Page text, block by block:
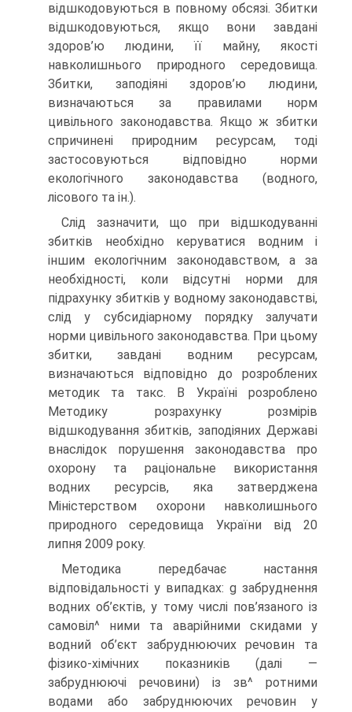
відшкодовуються в повному обсязі. Збитки
відшкодовуються, якщо вони завдані
здоров’ю людини, її майну, якості
навколишнього природного середовища.
Збитки, заподіяні здоров’ю людини,
визначаються за правилами норм
цивільного законодавства. Якщо ж збитки
спричинені природним ресурсам, тоді
застосовуються відповідно норми
екологічного законодавства (водного,
лісового та ін.).
Слід зазначити, що при відшкодуванні
збитків необхідно керуватися водним і
іншим екологічним законодавством, а за
необхідності, коли відсутні норми для
підрахунку збитків у водному законодавстві,
слід у субсидіарному порядку залучати
норми цивільного законодавства. При цьому
збитки, завдані водним ресурсам,
визначаються відповідно до розроблених
методик та такс. B Україні розроблено
Методику розрахунку розмірів
відшкодування збитків, заподіяних Державі
внаслідок порушення законодавства про
охорону та раціональне використання
водних ресурсів, яка затверджена
Міністерством охорони навколишнього
природного середовища України від 20
липня 2009 року.
Методика передбачає настання
відповідальності у випадках: g забруднення
водних об’єктів, у тому числі пов’язаного із
самовіл^ ними та аварійними скидами у
водний об’єкт забруднюючих речовин та
фізико-хімічних показників (далі —
забруднюючі речовини) із зв^ ротними
водами або забруднюючих речовин у